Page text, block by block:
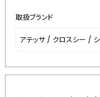
取扱ブランド
アテッサ / クロスシー /